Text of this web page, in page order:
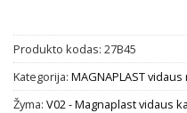
Produkto kodas: 27B45
Kategorija: MAGNAPLAST
Žyma: V02 - Magnaplast vidaus